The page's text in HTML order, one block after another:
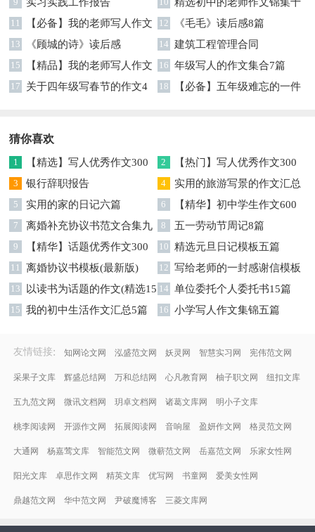
篇
11
【必备】我的老师写人作文
集合八篇
12 《毛毛》读后感8篇
13 《顾城的诗》读后感 14 建筑工程管理合同
15
【精品】我的老师写人作文
集合5篇
16 年级写人的作文集合7篇
17
关于四年级写春节的作文4
18
【必备】五年级难忘的一件
猜你喜欢
1
【精选】写人优秀作文300
字集锦八篇
2
【热门】写人优秀作文300
字汇总8篇
3 银行辞职报告 4
实用的旅游写景的作文汇总
九篇
5 实用的家的日记六篇 6
【精华】初中学生作文600
字集合十篇
7
离婚补充协议书范文合集九
篇
8 五一劳动节周记8篇
9
【精华】话题优秀作文300
字集合9篇
10 精选元旦日记模板五篇
11 离婚协议书模板(最新版) 12 写给老师的一封感谢信模板
汇编9篇
13
以读书为话题的作文(精选15
篇)
14 单位委托个人委托书15篇
15 我的初中生活作文汇总5篇 16 小学写人作文集锦五篇
友情链接: 知网论文网 泓盛范文网 妖灵网 智慧实习网 宪伟范文网
采果子文库 辉盛总结网 万和总结网 心凡教育网 柚子职文网 纽扣文库
五九范文网 微讯文档网 玥卓文档网 诸葛文库网 明小子文库
桃李阅读网 开源作文网 拓展阅读网 音响屋 盈妍作文网 格灵范文网
大通网 杨嘉莺文库 智能范文网 微蕲范文网 岳嘉范文网 乐家女性网
阳光文库 卓思作文网 精英文库 优写网 书童网 爱美女性网
鼎越范文网 华中范文网 尹破魔博客 三菱文库网